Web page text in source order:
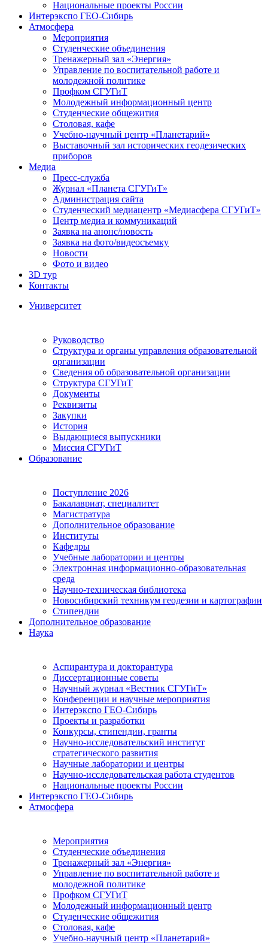
Национальные проекты России
Интерэкспо ГЕО-Сибирь
Атмосфера
Мероприятия
Студенческие объединения
Тренажерный зал «Энергия»
Управление по воспитательной работе и
молодежной политике
Профком СГУГиТ
Молодежный информационный центр
Студенческие общежития
Столовая, кафе
Учебно-научный центр «Планетарий»
Выставочный зал исторических геодезических
приборов
Медиа
Пресс-служба
Журнал «Планета СГУГиТ»
Администрация сайта
Студенческий медиацентр «Медиасфера СГУГиТ»
Центр медиа и коммуникаций
Заявка на анонс/новость
Заявка на фото/видеосъемку
Новости
Фото и видео
3D тур
Контакты
Университет
Руководство
Структура и органы управления образовательной
организации
Сведения об образовательной организации
Структура СГУГиТ
Документы
Реквизиты
Закупки
История
Выдающиеся выпускники
Миссия СГУГиТ
Образование
Поступление 2026
Бакалавриат, специалитет
Магистратура
Дополнительное образование
Институты
Кафедры
Учебные лаборатории и центры
Электронная информационно-образовательная
среда
Научно-техническая библиотека
Новосибирский техникум геодезии и картографии
Стипендии
Дополнительное образование
Наука
Аспирантура и докторантура
Диссертационные советы
Научный журнал «Вестник СГУГиТ»
Конференции и научные мероприятия
Интерэкспо ГЕО-Сибирь
Проекты и разработки
Конкурсы, стипендии, гранты
Научно-исследовательский институт
стратегического развития
Научные лаборатории и центры
Научно-исследовательская работа студентов
Национальные проекты России
Интерэкспо ГЕО-Сибирь
Атмосфера
Мероприятия
Студенческие объединения
Тренажерный зал «Энергия»
Управление по воспитательной работе и
молодежной политике
Профком СГУГиТ
Молодежный информационный центр
Студенческие общежития
Столовая, кафе
Учебно-научный центр «Планетарий»